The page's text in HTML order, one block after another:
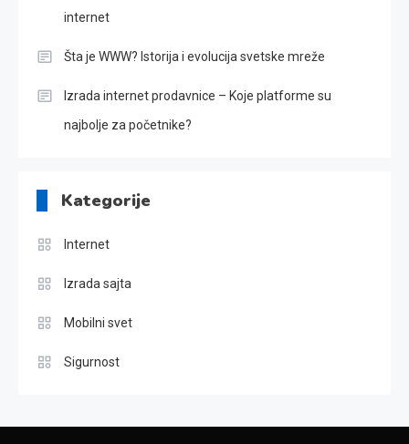
internet
Šta je WWW? Istorija i evolucija svetske mreže
Izrada internet prodavnice – Koje platforme su
najbolje za početnike?
Kategorije
Internet
Izrada sajta
Mobilni svet
Sigurnost